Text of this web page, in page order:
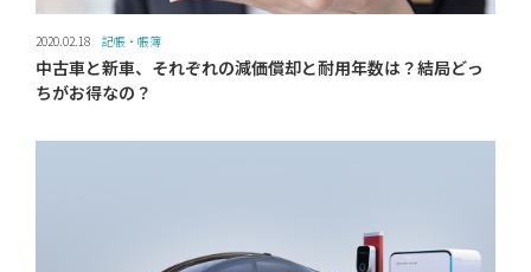
2020.02.18 記帳・帳簿
中古車と新車、それぞれの減価償却と耐用年数は？結局どっ
ちがお得なの？